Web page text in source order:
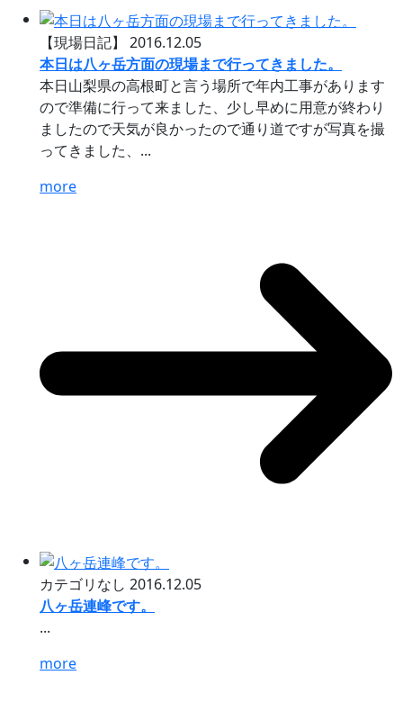
【現場日記】 2016.12.05
本日は八ヶ岳方面の現場まで行ってきました。
本日山梨県の高根町と言う場所で年内工事があります
ので準備に行って来ました、少し早めに用意が終わり
ましたので天気が良かったので通り道ですが写真を撮
ってきました、...
more
カテゴリなし 2016.12.05
八ヶ岳連峰です。
...
more